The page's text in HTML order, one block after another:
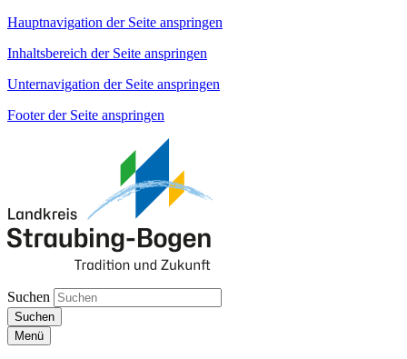
Hauptnavigation der Seite anspringen
Inhaltsbereich der Seite anspringen
Unternavigation der Seite anspringen
Footer der Seite anspringen
Suchen
Suchen
Menü